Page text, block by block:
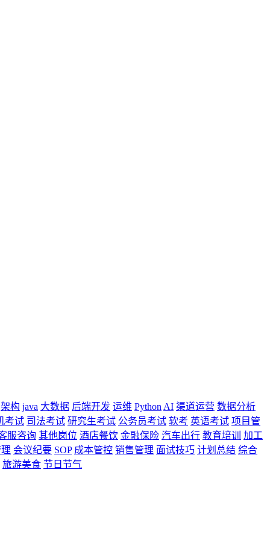
架构 java 大数据 后端开发 运维 Python AI 渠道运营 数据分析
考试 司法考试 研究生考试 公务员考试 软考 英语考试 项目管
服咨询 其他岗位 酒店餐饮 金融保险 汽车出行 教育培训
加工
会议纪要 SOP 成本管控 销售管理 面试技巧 计划总结 综合
旅游美食 节日节气